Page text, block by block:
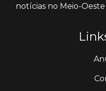
notícias no Meio-